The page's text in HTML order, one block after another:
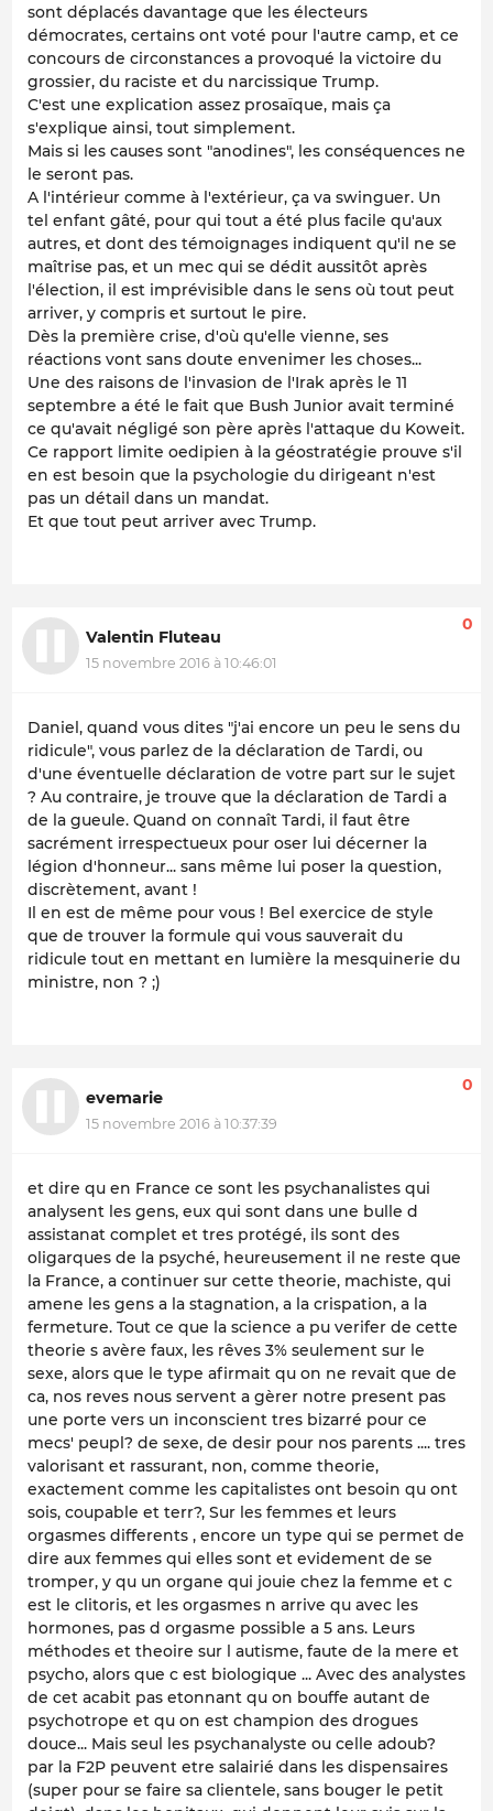
sont déplacés davantage que les électeurs
démocrates, certains ont voté pour l'autre camp, et ce
concours de circonstances a provoqué la victoire du
grossier, du raciste et du narcissique Trump.
C'est une explication assez prosaïque, mais ça
s'explique ainsi, tout simplement.
Mais si les causes sont "anodines", les conséquences ne
le seront pas.
A l'intérieur comme à l'extérieur, ça va swinguer. Un
tel enfant gâté, pour qui tout a été plus facile qu'aux
autres, et dont des témoignages indiquent qu'il ne se
maîtrise pas, et un mec qui se dédit aussitôt après
l'élection, il est imprévisible dans le sens où tout peut
arriver, y compris et surtout le pire.
Dès la première crise, d'où qu'elle vienne, ses
réactions vont sans doute envenimer les choses...
Une des raisons de l'invasion de l'Irak après le 11
septembre a été le fait que Bush Junior avait terminé
ce qu'avait négligé son père après l'attaque du Koweit.
Ce rapport limite oedipien à la géostratégie prouve s'il
en est besoin que la psychologie du dirigeant n'est
pas un détail dans un mandat.
Et que tout peut arriver avec Trump.
Valentin Fluteau
15 novembre 2016 à 10:46:01
0
Daniel, quand vous dites "j'ai encore un peu le sens du
ridicule", vous parlez de la déclaration de Tardi, ou
d'une éventuelle déclaration de votre part sur le sujet
? Au contraire, je trouve que la déclaration de Tardi a
de la gueule. Quand on connaît Tardi, il faut être
sacrément irrespectueux pour oser lui décerner la
légion d'honneur... sans même lui poser la question,
discrètement, avant !
Il en est de même pour vous ! Bel exercice de style
que de trouver la formule qui vous sauverait du
ridicule tout en mettant en lumière la mesquinerie du
ministre, non ? ;)
evemarie
15 novembre 2016 à 10:37:39
0
et dire qu en France ce sont les psychanalistes qui
analysent les gens, eux qui sont dans une bulle d
assistanat complet et tres protégé, ils sont des
oligarques de la psyché, heureusement il ne reste que
la France, a continuer sur cette theorie, machiste, qui
amene les gens a la stagnation, a la crispation, a la
fermeture. Tout ce que la science a pu verifer de cette
theorie s avère faux, les rêves 3% seulement sur le
sexe, alors que le type afirmait qu on ne revait que de
ca, nos reves nous servent a gèrer notre present pas
une porte vers un inconscient tres bizarré pour ce
mecs' peupl? de sexe, de desir pour nos parents .... tres
valorisant et rassurant, non, comme theorie,
exactement comme les capitalistes ont besoin qu ont
sois, coupable et terr?, Sur les femmes et leurs
orgasmes differents , encore un type qui se permet de
dire aux femmes qui elles sont et evidement de se
tromper, y qu un organe qui jouie chez la femme et c
est le clitoris, et les orgasmes n arrive qu avec les
hormones, pas d orgasme possible a 5 ans. Leurs
méthodes et theoire sur l autisme, faute de la mere et
psycho, alors que c est biologique ... Avec des analystes
de cet acabit pas etonnant qu on bouffe autant de
psychotrope et qu on est champion des drogues
douce... Mais seul les psychanalyste ou celle adoub?
par la F2P peuvent etre salairié dans les dispensaires
(super pour se faire sa clientele, sans bouger le petit